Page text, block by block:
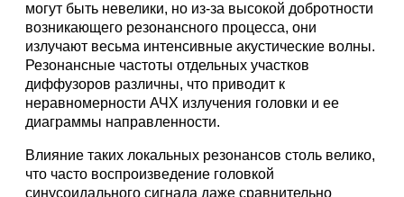
могут быть невелики, но из-за высокой добротности
возникающего резонансного процесса, они
излучают весьма интенсивные акустические волны.
Резонансные частоты отдельных участков
диффузоров различны, что приводит к
неравномерности АЧХ излучения головки и ее
диаграммы направленности.
Влияние таких локальных резонансов столь велико,
что часто воспроизведение головкой
синусоидального сигнала даже сравнительно